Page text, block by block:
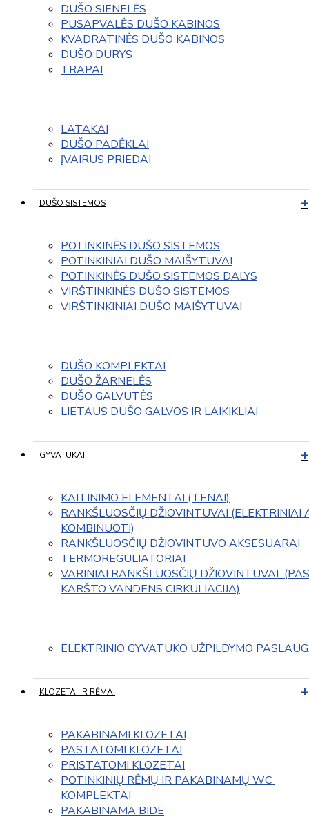
DUŠO SIENELĖS
PUSAPVALĖS DUŠO KABINOS
KVADRATINĖS DUŠO KABINOS
DUŠO DURYS
TRAPAI
LATAKAI
DUŠO PADĖKLAI
ĮVAIRUS PRIEDAI
DUŠO SISTEMOS
POTINKINĖS DUŠO SISTEMOS
POTINKINIAI DUŠO MAIŠYTUVAI
POTINKINĖS DUŠO SISTEMOS DALYS
VIRŠTINKINĖS DUŠO SISTEMOS
VIRŠTINKINIAI DUŠO MAIŠYTUVAI
DUŠO KOMPLEKTAI
DUŠO ŽARNELĖS
DUŠO GALVUTĖS
LIETAUS DUŠO GALVOS IR LAIKIKLIAI
GYVATUKAI
KAITINIMO ELEMENTAI (TENAI)
RANKŠLUOSČIŲ DŽIOVINTUVAI (ELEKTRINIAI
KOMBINUOTI)
RANKŠLUOSČIŲ DŽIOVINTUVO AKSESUARAI
TERMOREGULIATORIAI
VARINIAI RANKŠLUOSČIŲ DŽIOVINTUVAI
KARŠTO VANDENS CIRKULIACIJA)
ELEKTRINIO GYVATUKO UŽPILDYMO
KLOZETAI IR RĖMAI
PAKABINAMI KLOZETAI
PASTATOMI KLOZETAI
PRISTATOMI KLOZETAI
POTINKINIŲ RĖMŲ IR PAKABINAMŲ WC
KOMPLEKTAI
PAKABINAMA BIDE